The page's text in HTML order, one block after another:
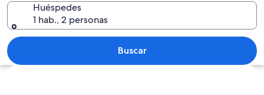
Un moderno edificio de vidrio con
Huéspedes
1 hab., 2 personas
Buscar
Explorar mapa